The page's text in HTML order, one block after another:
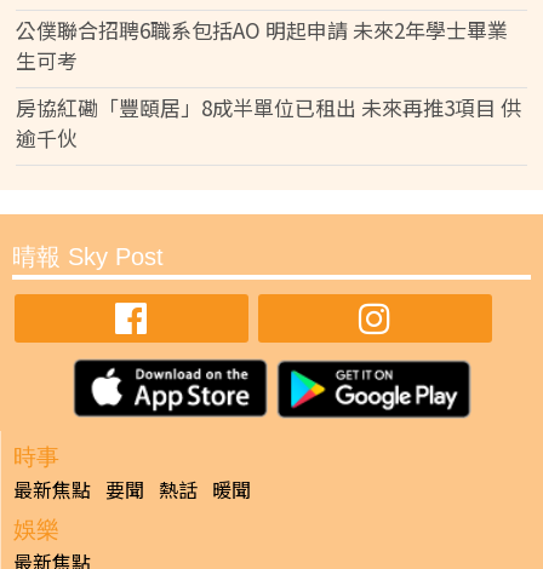
公僕聯合招聘6職系包括AO 明起申請 未來2年學士畢業
生可考
房協紅磡「豐頤居」8成半單位已租出 未來再推3項目 供
逾千伙
晴報 Sky Post
時事
最新焦點 要聞 熱話 暖聞
娛樂
最新焦點